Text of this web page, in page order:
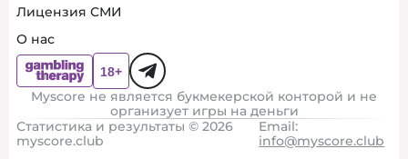
Лицензия СМИ
О нас
Myscore не является букмекерской конторой и не
организует игры на деньги
Статистика и результаты © 2026
myscore.club
Email:
info@myscore.club